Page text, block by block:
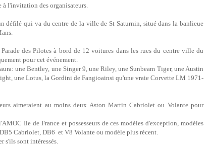
à l'invitation des organisateurs.
défilé qui va du centre de la ville de St Saturnin, situé dans la banlieue
des Pilotes à bord de 12 voitures dans les rues du centre ville du
pour cet événement.
une Bentley, une Singer 9, une Riley, une Sunbeam Tiger, une Austin
une Lotus, la Gordini de Fangioainsi qu'une vraie Corvette LM 1971-
aimeraient au moins deux Aston Martin Cabriolet ou Volante pour
Ile de France et possesseurs de ces modèles d'exception, modèles
Cabriolet, DB6 et V8 Volante ou modèle plus récent.
s'ils sont intéressés.